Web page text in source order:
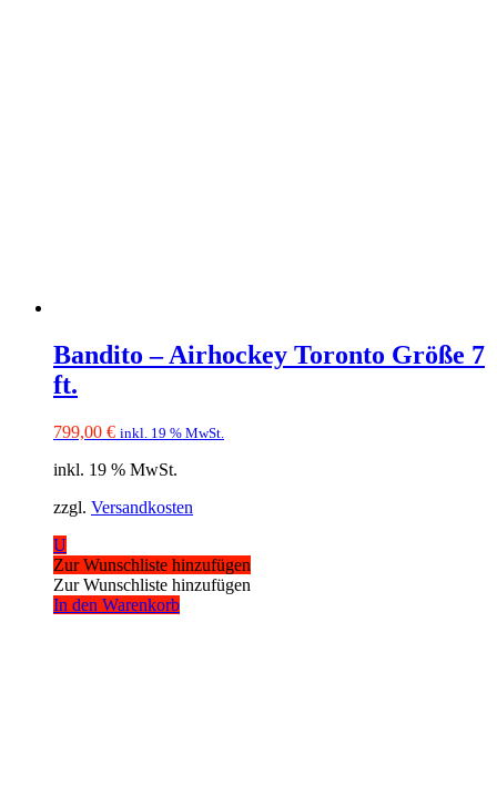
Bandito – Airhockey Toronto Größe 7
ft.
799,00 € inkl. 19 % MwSt.
inkl. 19 % MwSt.
zzgl. Versandkosten
U
Zur Wunschliste hinzufügen
Zur Wunschliste hinzufügen
In den Warenkorb